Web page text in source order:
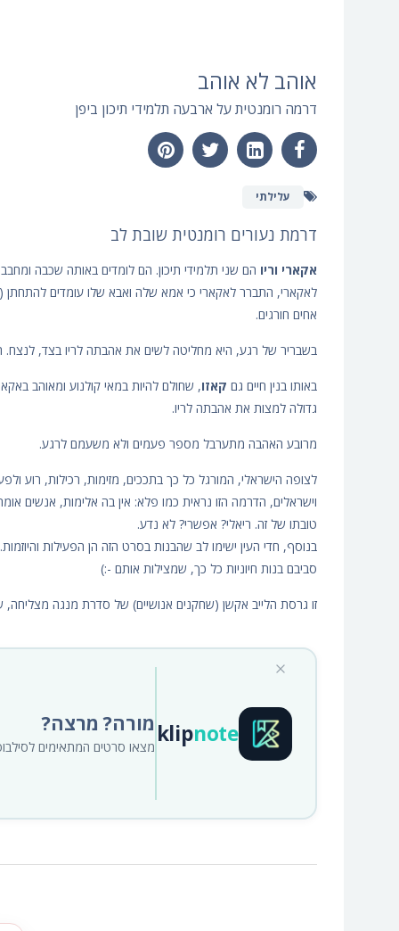
אוהב לא אוהב
דרמה רומנטית על ארבעה תלמידי תיכון ביפן
עלילתי
דרמת נעורים רומנטית שובת לב
אקארי וריו הם שני תלמידי תיכון. הם לומדים באותה שכבה
לאקארי, התברר לאקארי כי אמא שלה ואבא שלו עומדים להתחתן
אחים חורגים.
בשבריר של רגע, היא מחליטה לשים את אהבתה לריו בצד, לנצח.
באותו בנין חיים גם קאזו, שחולם להיות במאי קולנוע ומאוהב
גדולה למצות את אהבתה לריו.
מרובע האהבה מתערבל מספר פעמים ולא משעמם לרגע.
לצופה הישראלי, המורגל כל כך בתככים, מזימות, רכילות, רוע
וישראלים, הדרמה הזו נראית כמו פלא: אין בה אלימות, אנשים
טובתו של זה. ריאלי? אפשרי? לא נדע.
בנוסף, חדי העין ישימו לב שהבנות בסרט הזה הן הפעילות
סביבם בנות חיוניות כל כך, שמצילות אותם -:)
זו גרסת הלייב אקשן (שחקנים אנושיים) של סדרת מנגה
klipnote מורה? מרצה?
מצאו סרטים המתאימים